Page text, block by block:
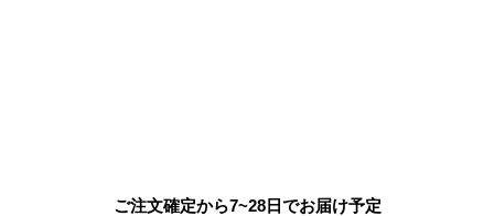
ご注文確定から7~28日でお届け予定